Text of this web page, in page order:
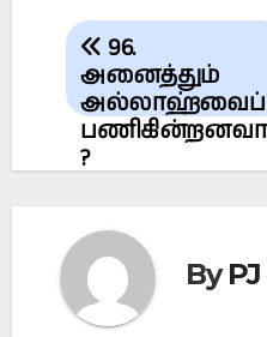
Post
navigation
96.
அனைத்தும்
அல்லாஹ்வைப்
பணிகின்றனவா
?
By